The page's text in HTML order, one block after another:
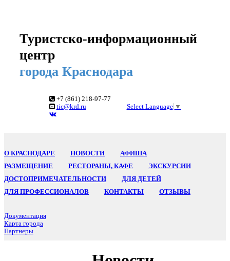
Туристско-информационный
центр
города Краснодара
+7 (861) 218-97-77
tic@krd.ru
Select Language ▼
О КРАСНОДАРЕ НОВОСТИ
АФИША
РАЗМЕЩЕНИЕ
РЕСТОРАНЫ, КАФЕ
ЭКСКУРСИИ
ДОСТОПРИМЕЧАТЕЛЬНОСТИ
ДЛЯ ДЕТЕЙ
ДЛЯ ПРОФЕССИОНАЛОВ
КОНТАКТЫ ОТЗЫВЫ
Документация
Карта города
Партнеры